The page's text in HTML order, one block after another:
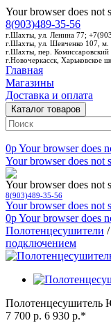
Your browser does not
8(903)489-35-56
г.Шахты, ул. Ленина 77;
г.Шахты, ул. Шевченко 107, м.
г.Шахты, пер.
г.Новочеркасск, Харьковское
Главная
Магазины
Доставка и оплата
Каталог товаров
0pYour browser does
Your browser does not
Your browser does not
8(903)489-35-56
Your browser does not
0pYour browser does
Полотенцесушители /
подключением
7 700 р. 6 930 р.*